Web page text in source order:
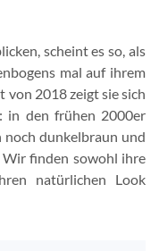
scheint es so, als
mal auf ihrem
von 2018 zeigt sie sich
in den frühen 2000er
noch dunkelbraun und
finden sowohl ihre
natürlichen Look